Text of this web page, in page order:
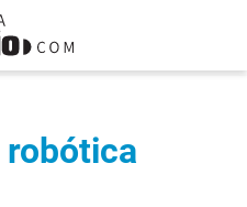
robótica